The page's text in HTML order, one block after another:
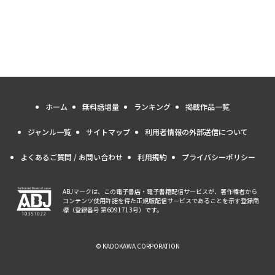
ホーム 無料話増量 ランキング 掲載作品一覧
ジャンル一覧 サイトマップ 利用者情報の外部送信について
よくあるご質問 / お問い合わせ 利用規約 プライバシーポリシー
ABJマークは、この電子書店・電子書籍配信サービスが、著作権者から
コンテンツ使用許諾を得た正規版配信サービスであることを示す登録商
標（登録番号 第6091713号）です。
© KADOKAWA CORPORATION